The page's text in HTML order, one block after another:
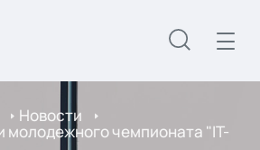
Новости
молодежного чемпионата "IT-